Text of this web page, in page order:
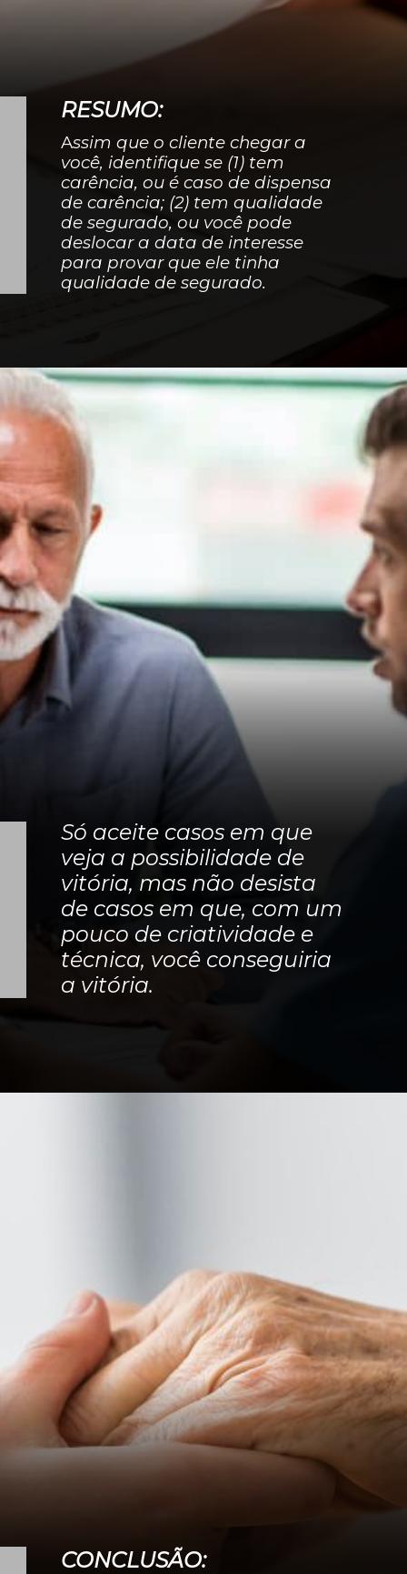
Assim que o cliente chegar a
você, identifique se (1) tem
carência, ou é caso de dispensa
de carência; (2) tem qualidade
de segurado, ou você pode
deslocar a data de interesse
para provar que ele tinha
qualidade de segurado.
RESUMO:
Só aceite casos em que
veja a possibilidade de
vitória, mas não desista
de casos em que, com um
pouco de criatividade e
técnica, você conseguiria
a vitória.
CONCLUSÃO: